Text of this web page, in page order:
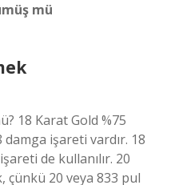
mü
18 Karat Gold %75
işareti vardır. 18
de kullanılır. 20
çünkü 20 veya 833 pul